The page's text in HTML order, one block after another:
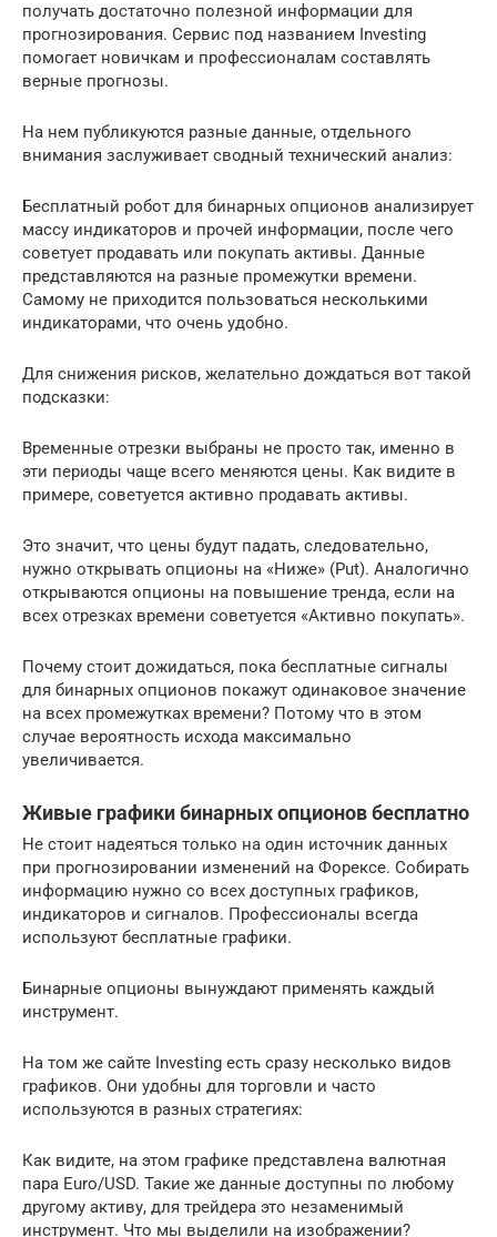
получать достаточно полезной информации для
прогнозирования. Сервис под названием Investing
помогает новичкам и профессионалам составлять
верные прогнозы.
На нем публикуются разные данные, отдельного
внимания заслуживает сводный технический анализ:
Бесплатный робот для бинарных опционов анализирует
массу индикаторов и прочей информации, после чего
советует продавать или покупать активы. Данные
представляются на разные промежутки времени.
Самому не приходится пользоваться несколькими
индикаторами, что очень удобно.
Для снижения рисков, желательно дождаться вот такой
подсказки:
Временные отрезки выбраны не просто так, именно в
эти периоды чаще всего меняются цены. Как видите в
примере, советуется активно продавать активы.
Это значит, что цены будут падать, следовательно,
нужно открывать опционы на «Ниже» (Put). Аналогично
открываются опционы на повышение тренда, если на
всех отрезках времени советуется «Активно покупать».
Почему стоит дожидаться, пока бесплатные сигналы
для бинарных опционов покажут одинаковое значение
на всех промежутках времени? Потому что в этом
случае вероятность исхода максимально
увеличивается.
Живые графики бинарных опционов бесплатно
Не стоит надеяться только на один источник данных
при прогнозировании изменений на Форексе. Собирать
информацию нужно со всех доступных графиков,
индикаторов и сигналов. Профессионалы всегда
используют бесплатные графики.
Бинарные опционы вынуждают применять каждый
инструмент.
На том же сайте Investing есть сразу несколько видов
графиков. Они удобны для торговли и часто
используются в разных стратегиях:
Как видите, на этом графике представлена валютная
пара Euro/USD. Такие же данные доступны по любому
другому активу, для трейдера это незаменимый
инструмент. Что мы выделили на изображении?